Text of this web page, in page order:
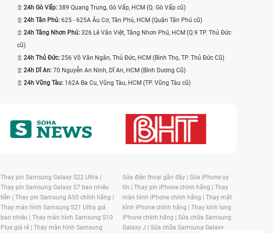
24h Gò Vấp: 389 Quang Trung, Gò Vấp, HCM (Q. Gò Vấp cũ)
24h Tân Phú: 625 - 625A Âu Cơ, Tân Phú, HCM (Quận Tân Phú cũ)
24h Tăng Nhơn Phú: 326 Lê Văn Việt, Tăng Nhơn Phú, HCM (Q.9 TP. Thủ Đức
cũ)
24h Thủ Đức: 256 Võ Văn Ngân, Thủ Đức, HCM (Bình Thọ, TP. Thủ Đức Cũ)
24h Dĩ An: 70 Nguyễn An Ninh, Dĩ An, HCM (Bình Dương Cũ)
24h Vũng Tàu: 162A Ba Cu, Vũng Tàu, HCM (TP. Vũng Tàu cũ)
Thay pin Samsung Galaxy S22 Ultra |
Thay pin Samsung Galaxy S7 bao nhiêu
tiền | Thay pin Samsung A50 chính hãng |
Thay màn hình Samsung S21 Ultra giá
bao nhiêu | Thay màn hình Samsung S10
Plus giá rẻ | Thay màn hình Samsung
Sửa điện thoại gần đây | Sửa iPhone uy
tín | Thay pin iPhone chính hãng | Thay
màn hình iPhone chính hãng | Thay mặt
kính iPhone chính hãng | Thay kính lưng
iPhone chính hãng | Sửa chữa Samsung
Galaxy J | Sửa chữa Samsung Galaxy